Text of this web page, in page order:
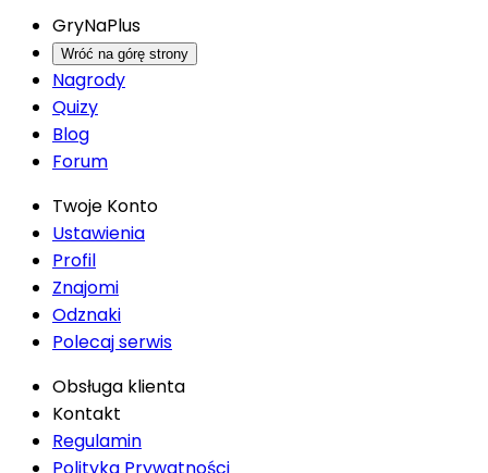
GryNaPlus
Wróć na górę strony
Nagrody
Quizy
Blog
Forum
Twoje Konto
Ustawienia
Profil
Znajomi
Odznaki
Polecaj serwis
Obsługa klienta
Kontakt
Regulamin